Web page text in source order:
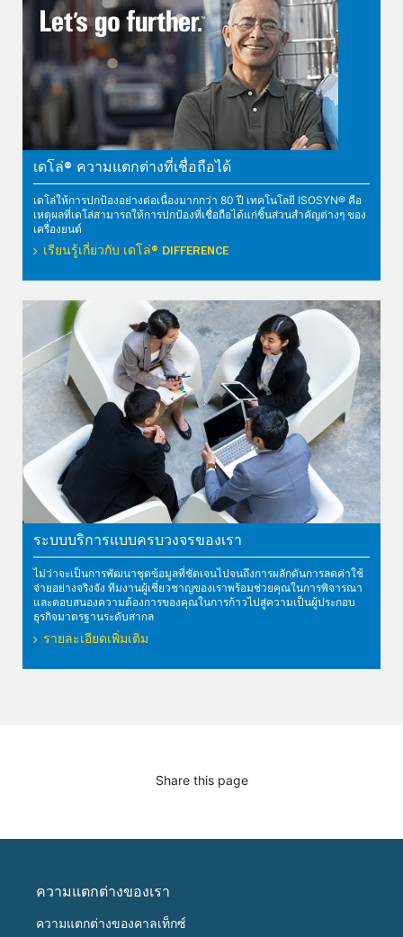
เดโล่® ความแตกต่างที่เชื่อถือได้
เดโล่ให้การปกป้องอย่างต่อเนื่องมากกว่า 80 ปี เทคโนโลยี ISOSYN® คือ
เหตุผลที่เดโล่สามารถให้การปกป้องที่เชื่อถือได้แก่ชิ้นส่วนสำคัญต่างๆ ของ
เครื่องยนต์
เรียนรู้เกี่ยวกับ เดโล่® DIFFERENCE
ระบบบริการแบบครบวงจรของเรา
ไม่ว่าจะเป็นการพัฒนาชุดข้อมูลที่ชัดเจนไปจนถึงการผลักดันการลดค่าใช้
จ่ายอย่างจริงจัง ทีมงานผู้เชี่ยวชาญของเราพร้อมช่วยคุณในการพิจารณา
และตอบสนองความต้องการของคุณในการก้าวไปสู่ความเป็นผู้ประกอบ
ธุรกิจมาตรฐานระดับสากล
รายละเอียดเพิ่มเติม
Share this page
ความแตกต่างของเรา
ความแตกต่างของคาลเท็กซ์